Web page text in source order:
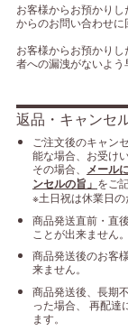
お客様からお預かり
からのお問い合わせに
お客様からお預かり
者への漏洩がないよう
返品・キャンセ
ご注文後のキャン
能な場合、お受け
その場合、 メール
ンセルの旨」 をご
※土日祝は休業日の
商品発送直前・直
ことが出来ません。
商品発送後のお客
来ません。
商品発送後、長期
った場合、 再配達
ます。